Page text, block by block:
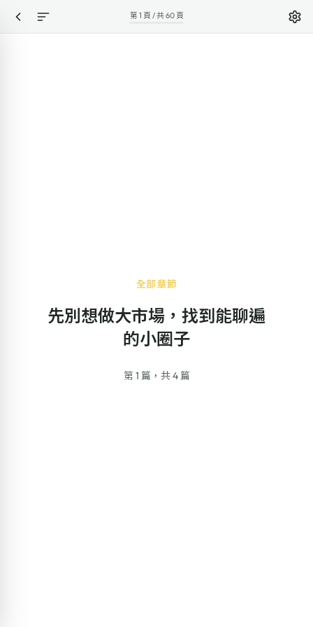
第 1 頁 / 共 60 頁
全部章節
先別想做大市場，找到能聊遍
的小圈子
第 1 篇，共 4 篇